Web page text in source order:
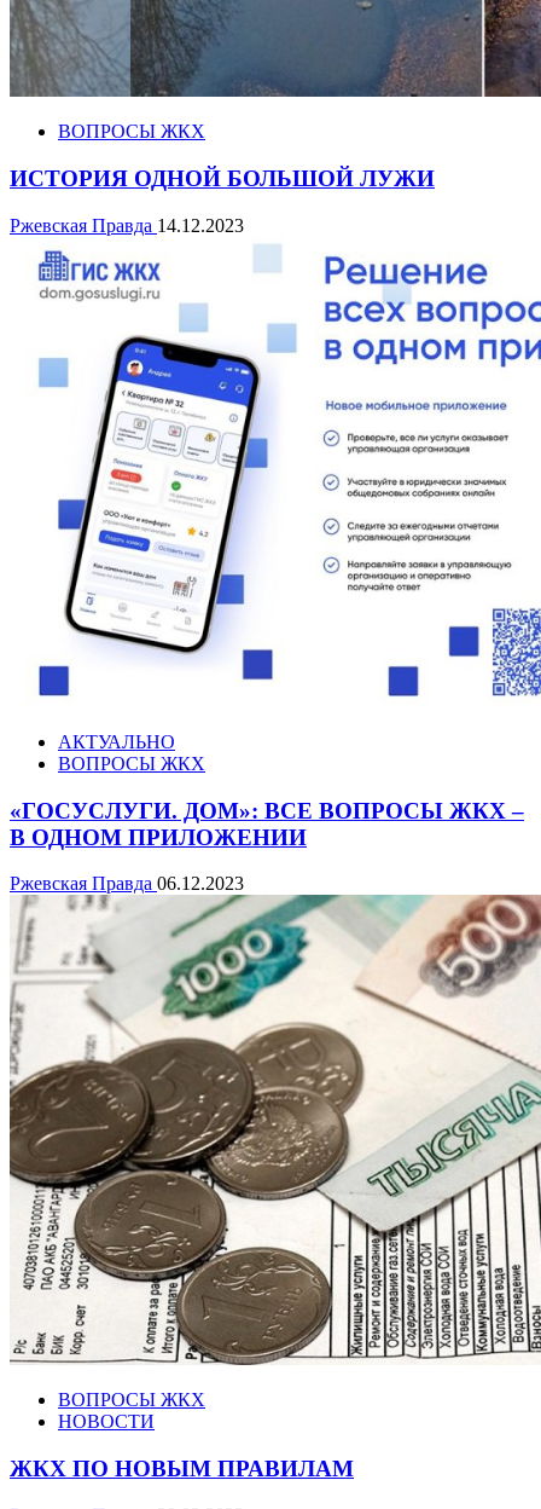
ВОПРОСЫ ЖКХ
ИСТОРИЯ ОДНОЙ БОЛЬШОЙ ЛУЖИ
Ржевская Правда 14.12.2023
АКТУАЛЬНО
ВОПРОСЫ ЖКХ
«ГОСУСЛУГИ. ДОМ»: ВСЕ ВОПРОСЫ ЖКХ –
В ОДНОМ ПРИЛОЖЕНИИ
Ржевская Правда 06.12.2023
ВОПРОСЫ ЖКХ
НОВОСТИ
ЖКХ ПО НОВЫМ ПРАВИЛАМ